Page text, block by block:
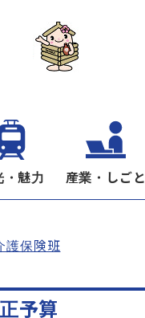
・魅力 産業・しごと
護保険班
予算